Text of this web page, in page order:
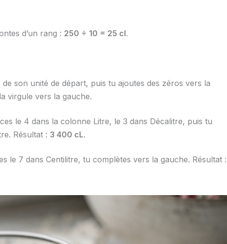
d’un rang : 250 ÷ 10 = 25 cl.
son unité de départ, puis tu ajoutes des zéros vers la
virgule vers la gauche.
le 4 dans la colonne Litre, le 3 dans Décalitre, puis tu
Résultat : 3 400 cL.
le 7 dans Centilitre, tu complètes vers la gauche. Résultat :